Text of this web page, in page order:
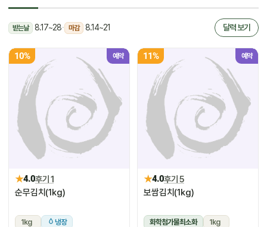
받는날 8.17~28· 마감 8.14~21 달력 보기
10% 예약
★4.0후기 1
순무김치(1kg)
1kg 냉장
11% 예약
★4.0후기 5
보쌈김치(1kg)
화학첨가물최소화
1kg